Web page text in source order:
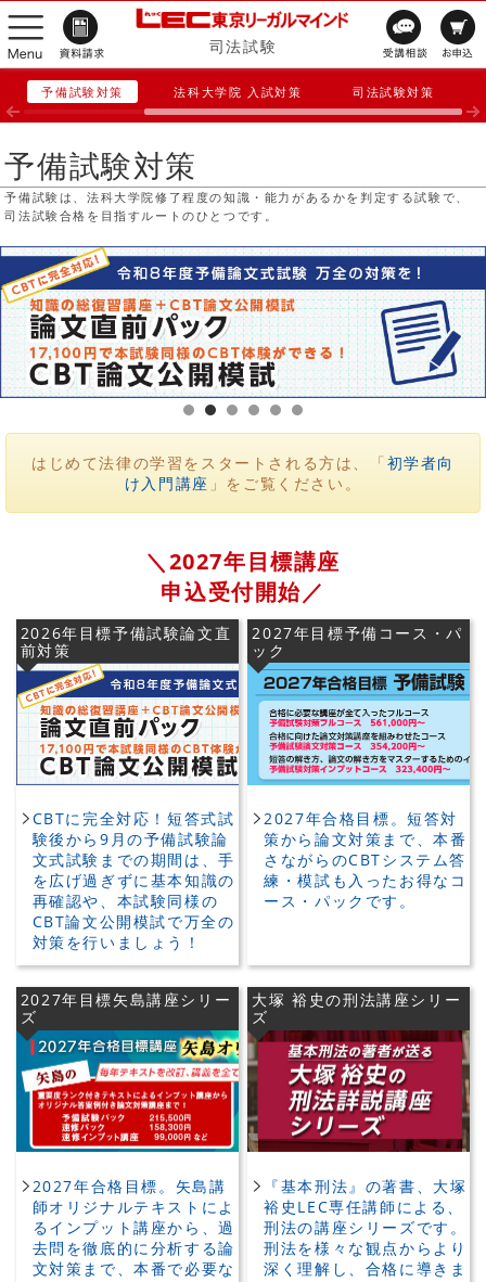
司法試験
予備試験対策 法科大学院 入試対策 司法試験対策
予備試験対策
予備試験は、法科大学院修了程度の知識・能力があるかを判定する試験で、
司法試験合格を目指すルートのひとつです。
はじめて法律の学習をスタートされる方は、「初学者向
け入門講座 」をご覧ください。
＼2027年目標講座
申込受付開始／
2026年目標予備試験論文直
前対策
CBTに完全対応！短答式試
験後から9月の予備試験論
文式試験までの期間は、手
を広げ過ぎずに基本知識の
再確認や、本試験同様の
CBT論文公開模試で万全の
対策を行いましょう！
2027年目標予備コース・パ
ック
2027年合格目標。短答対
策から論文対策まで、本番
さながらのCBTシステム答
練・模試も入ったお得なコ
ース・パックです。
2027年目標矢島講座シリー
ズ
2027年合格目標。矢島講
師オリジナルテキストによ
るインプット講座から、過
去問を徹底的に分析する論
文対策まで、本番で必要な
大塚 裕史の刑法講座シリー
ズ
『基本刑法』の著書、大塚
裕史LEC専任講師による、
刑法の講座シリーズです。
刑法を様々な観点からより
深く理解し、合格に導きま